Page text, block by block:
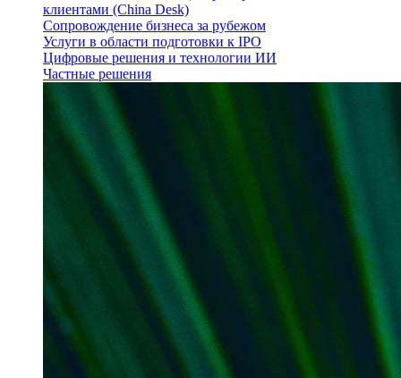
клиентами (China Desk)
Сопровождение бизнеса за рубежом
Услуги в области подготовки к IPO
Цифровые решения и технологии ИИ
Частные решения